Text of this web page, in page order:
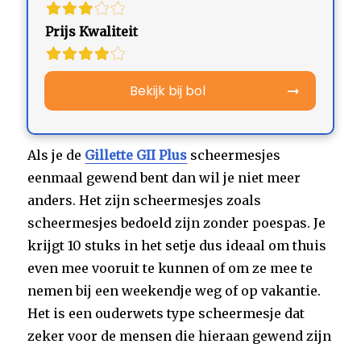
Prijs Kwaliteit
Bekijk bij bol
Als je de Gillette GII Plus scheermesjes
eenmaal gewend bent dan wil je niet meer
anders. Het zijn scheermesjes zoals
scheermesjes bedoeld zijn zonder poespas. Je
krijgt 10 stuks in het setje dus ideaal om thuis
even mee vooruit te kunnen of om ze mee te
nemen bij een weekendje weg of op vakantie.
Het is een ouderwets type scheermesje dat
zeker voor de mensen die hieraan gewend zijn